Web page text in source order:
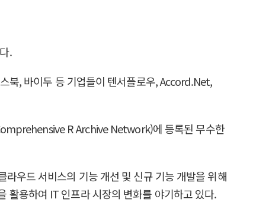
.
북, 바이두 등 기업들이 텐서플로우, Accord.Net,
R Archive Network)에 등록된 무수한
우드 서비스의 기능 개선 및 신규 기능 개발을 위해
활용하여 IT 인프라 시장의 변화를 야기하고 있다.